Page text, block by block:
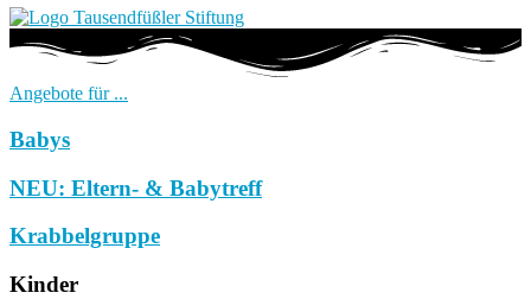
Angebote für ...
Babys
NEU: Eltern- & Babytreff
Krabbelgruppe
Kinder